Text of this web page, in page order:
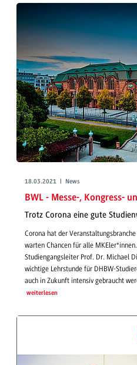
18.03.2021 | News
BWL - Messe-, Kongress-
Trotz Corona eine gute
Corona hat der
warten Chancen für alle
Studiengangsleiter Prof. Dr. Michael
wichtige Lehrstunde für DHBW-
auch in Zukunft intensiv gebraucht
weiterlesen